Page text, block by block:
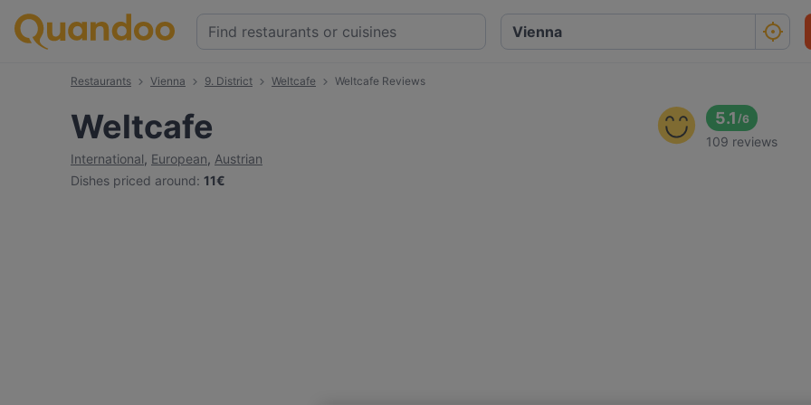
Restaurants Vienna 9. District Weltcafe Weltcafe Reviews
Weltcafe
International, European, Austrian
Dishes priced around: 11€
5.1 /6
109 reviews